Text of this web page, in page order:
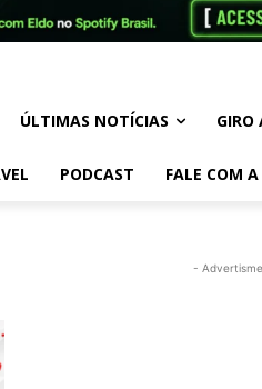
ÚLTIMAS NOTÍCIAS GIRO
PODCAST FALE COM
-